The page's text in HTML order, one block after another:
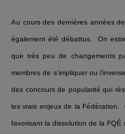
Au cours des dernières années
également été débattus. On
que très peu de changements
membres de s’impliquer ou
des concours de popularité qui
les vrais enjeux de la Fédération.
favorisant la dissolution de la FQÉ